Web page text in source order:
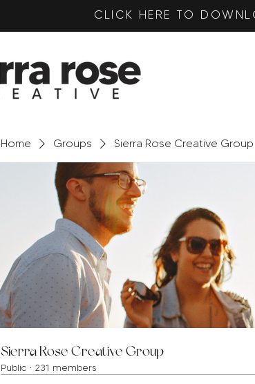
CLICK HERE TO
Home Groups Sierra Rose Creative Group
Sierra Rose Creative Group
Public · 231 members